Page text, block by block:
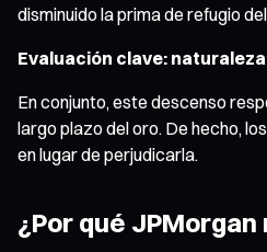
disminuido la prima de refugio
Evaluación clave:
En conjunto, este descenso
largo plazo del oro. De hecho,
en lugar de perjudicarla.
¿Por qué